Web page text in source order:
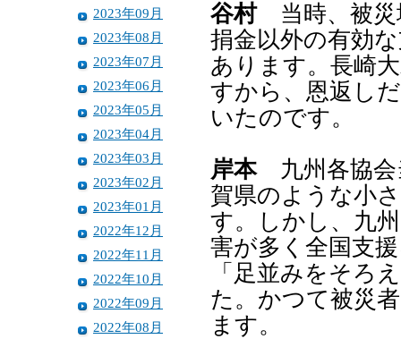
2023年09月
2023年08月
2023年07月
2023年06月
2023年05月
2023年04月
2023年03月
2023年02月
2023年01月
2022年12月
2022年11月
2022年10月
2022年09月
2022年08月
谷村当時、被災
捐金以外の有効
あります。長崎
すから、恩返し
いたのです。
岸本九州各協会
賀県のような小
す。しかし、九
害が多く全国支
「足並みをそろ
た。かつて被災
ます。